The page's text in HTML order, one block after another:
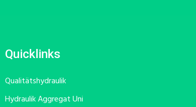
Quicklinks
Qualitätshydraulik
Hydraulik Aggregat Uni